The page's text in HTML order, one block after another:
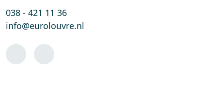
038 - 421 11 36
info@eurolouvre.nl